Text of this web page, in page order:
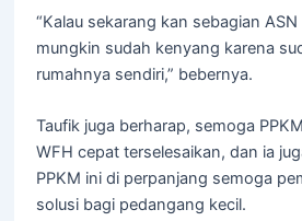
“Kalau sekarang kan sebagian
mungkin sudah kenyang karena
rumahnya sendiri,” bebernya.
Taufik juga berharap, semoga
WFH cepat terselesaikan, dan ia
PPKM ini di perpanjang semoga
solusi bagi pedangang kecil.